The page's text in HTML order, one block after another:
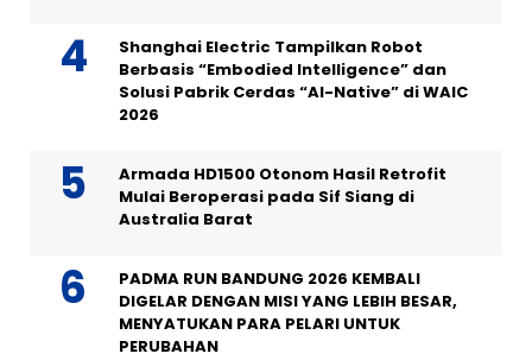
Shanghai Electric Tampilkan Robot
Berbasis “Embodied Intelligence” dan
Solusi Pabrik Cerdas “AI-Native” di WAIC
2026
Armada HD1500 Otonom Hasil Retrofit
Mulai Beroperasi pada Sif Siang di
Australia Barat
PADMA RUN BANDUNG 2026 KEMBALI
DIGELAR DENGAN MISI YANG LEBIH BESAR,
MENYATUKAN PARA PELARI UNTUK
PERUBAHAN